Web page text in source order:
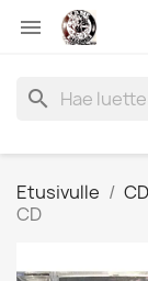

search
Etusivulle CD
CD